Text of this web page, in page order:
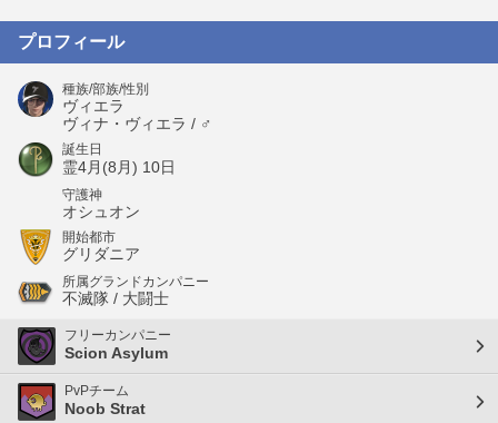
プロフィール
種族/部族/性別
ヴィエラ
ヴィナ・ヴィエラ / ♂
誕生日
霊4月(8月) 10日
守護神
オシュオン
開始都市
グリダニア
所属グランドカンパニー
不滅隊 / 大闘士
フリーカンパニー
Scion Asylum
PvPチーム
Noob Strat